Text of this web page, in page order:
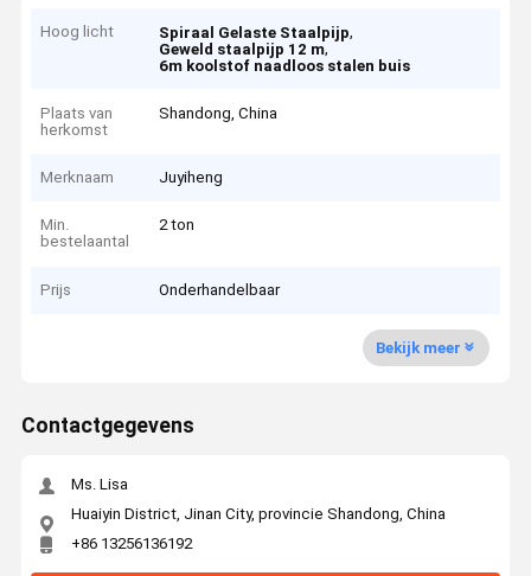
Hoog licht Spiraal Gelaste Staalpijp,
Geweld staalpijp 12 m,
6m koolstof naadloos stalen buis
Plaats van
herkomst
Shandong, China
Merknaam Juyiheng
Min.
bestelaantal
2 ton
Prijs Onderhandelbaar
Bekijk meer
Contactgegevens
Ms. Lisa
Huaiyin District, Jinan City, provincie Shandong, China
+86 13256136192